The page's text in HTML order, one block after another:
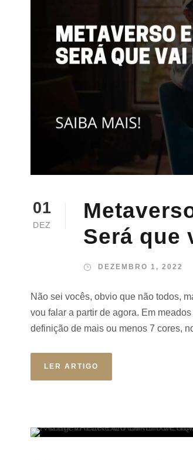
01
DEZ
Será que
DEZEMBRO 1, 2022
Não sei vocês, obvio que não todos,
vou falar a partir de agora. Em
definição de mais ou menos 7 cores,
LER ARTIGO